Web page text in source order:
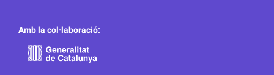
Amb la col·laboració: